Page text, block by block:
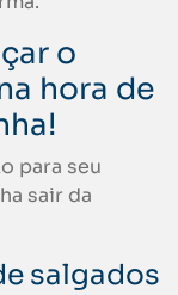
o
hora de
para seu
sair da
salgados